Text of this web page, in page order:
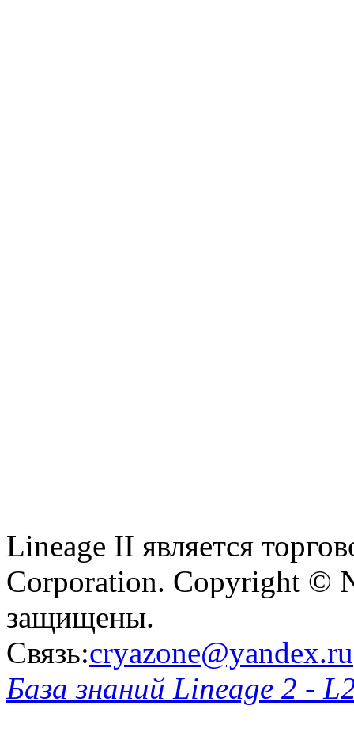
Lineage II является
Corporation. Copyright ©
защищены.
Связь:cryazone@yandex.ru
База знаний Lineage 2 -